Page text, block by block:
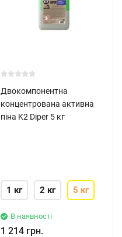
Двокомпонентна
концентрована активна
піна K2 Diper 5 кг
1 кг 2 кг 5 кг
В наявності
1 214 грн.